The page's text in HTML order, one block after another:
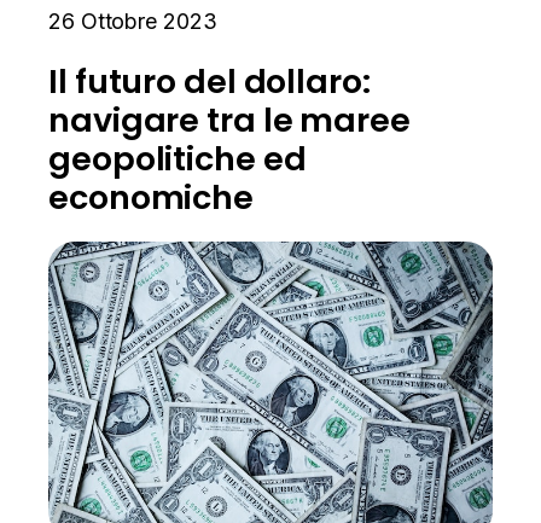
26 Ottobre 2023
Il futuro del dollaro:
navigare tra le maree
geopolitiche ed
economiche